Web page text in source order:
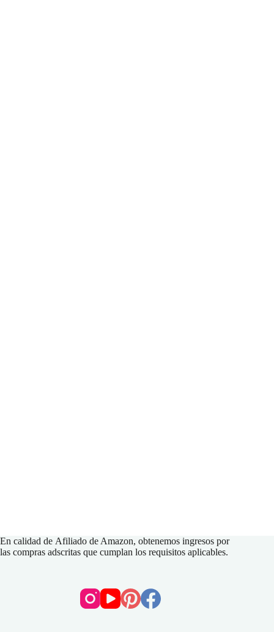
En calidad de Afiliado de Amazon, obtenemos ingresos por
las compras adscritas que cumplan los requisitos aplicables.